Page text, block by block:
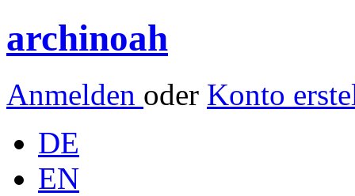
archinoah
Anmelden oder Konto
DE
EN